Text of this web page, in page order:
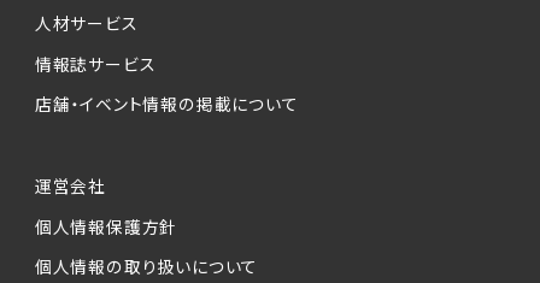
人材サービス
情報誌サービス
店舗・イベント情報の掲載について
運営会社
個人情報保護方針
個人情報の取り扱いについて